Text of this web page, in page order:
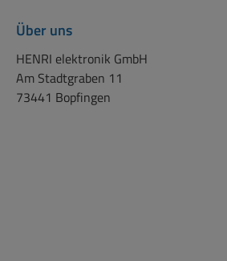
Über uns
HENRI elektronik GmbH
Am Stadtgraben 11
73441 Bopfingen